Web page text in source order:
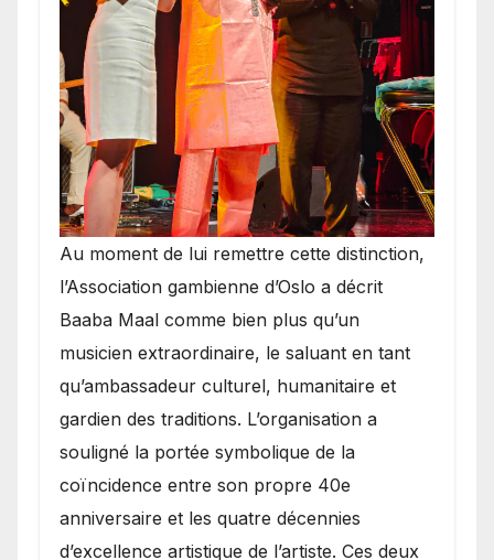
​Au moment de lui remettre cette distinction,
l’Association gambienne d’Oslo a décrit
Baaba Maal comme bien plus qu’un
musicien extraordinaire, le saluant en tant
qu’ambassadeur culturel, humanitaire et
gardien des traditions. L’organisation a
souligné la portée symbolique de la
coïncidence entre son propre 40e
anniversaire et les quatre décennies
d’excellence artistique de l’artiste. Ces deux